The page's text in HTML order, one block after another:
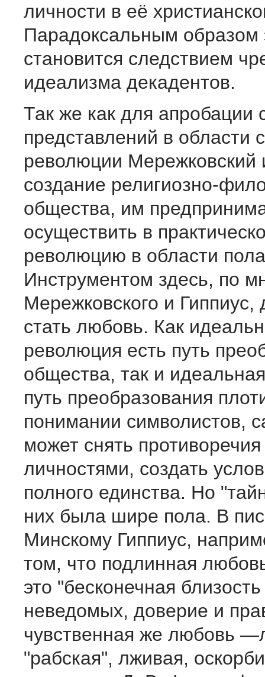
личности в её
Парадоксальным образом
становится следствием
идеализма декадентов.
Так же как для апробации
представлений в области
революции Мережковский
создание религиозно-
общества, им
осуществить в
революцию в области
Инструментом здесь, по
Мережковского и
стать любовь. Как
революция есть путь
общества, так и
путь преобразования
понимании символистов,
может снять
личностями, создать
полного единства. Но
них была шире пола. В
Минскому Гиппиус,
том, что подлинная
это "бесконечная
неведомых, доверие и
чувственная же любовь
"рабская", лживая,